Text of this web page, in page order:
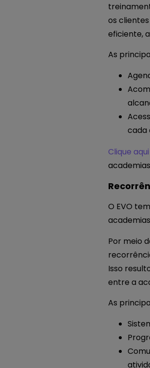
os
eficiente,
As
cada
Clique
O EVO
Por meio
Isso
entre a
As